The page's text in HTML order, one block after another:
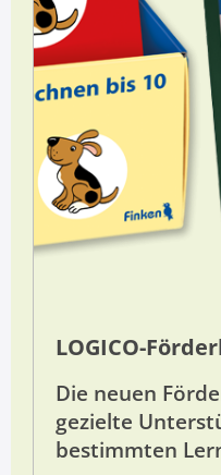
LOGICO-
Die neuen
gezielte
bestimmten